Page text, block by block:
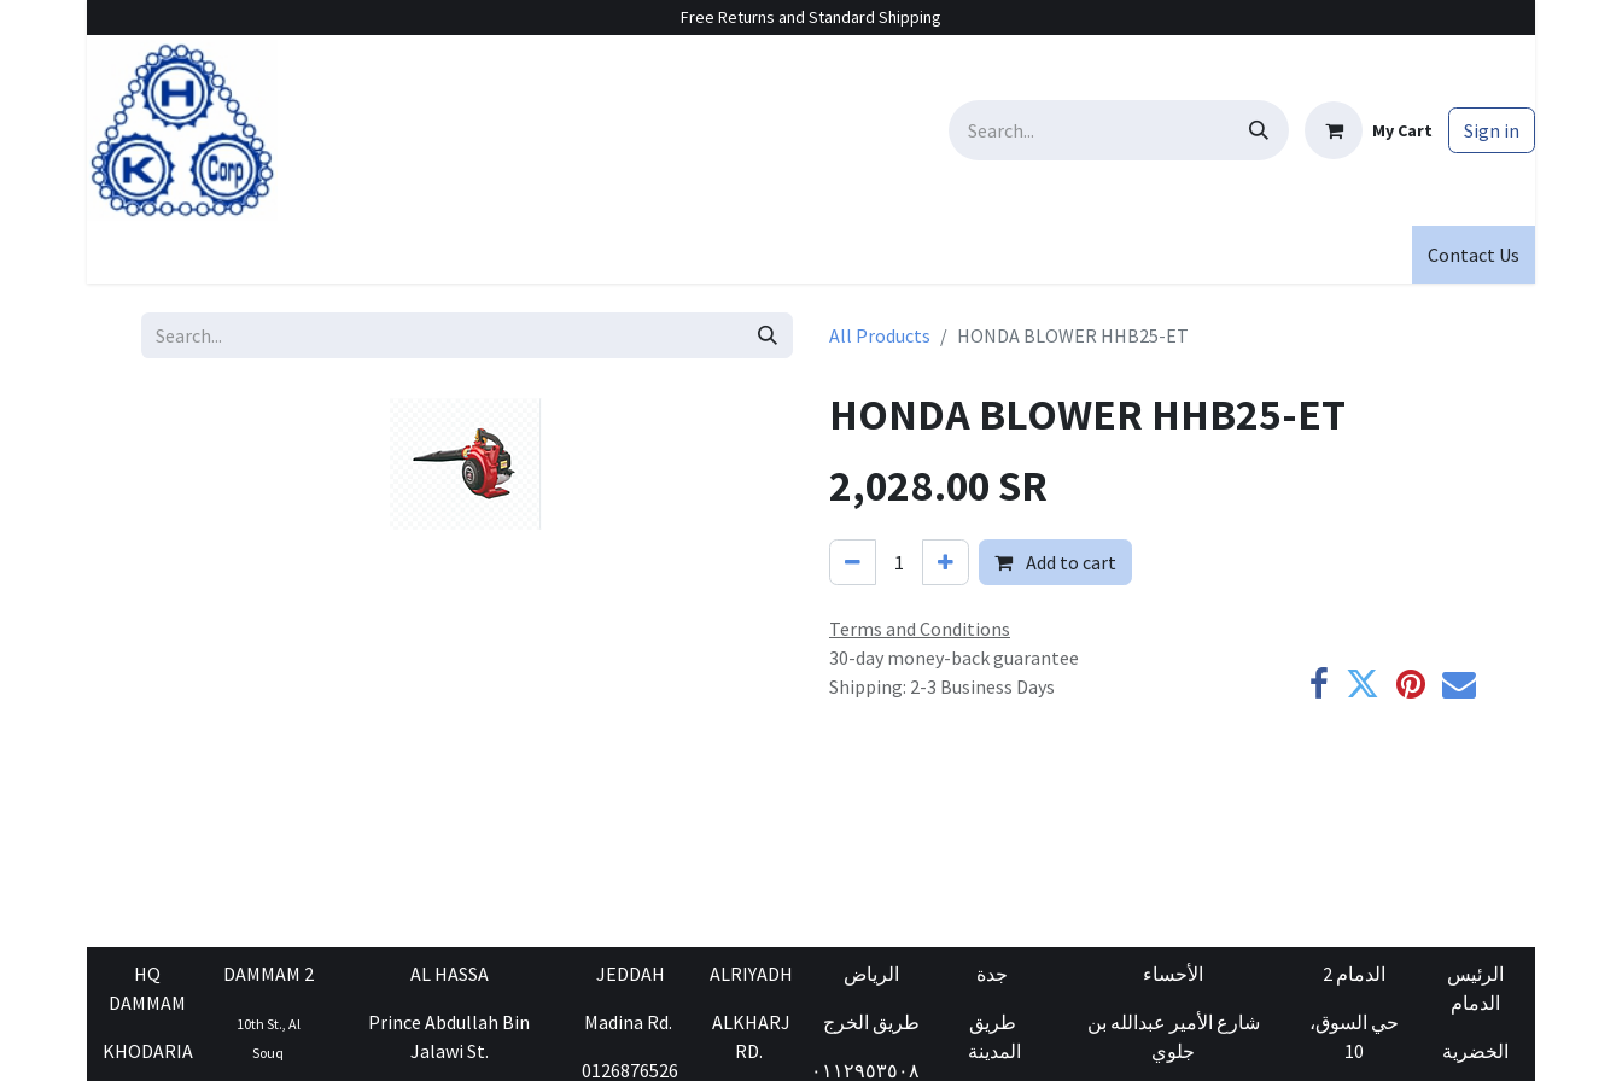
Free Returns and Standard Shipping
My Cart Sign in
Contact Us
All Products HONDA BLOWER HHB25-ET
HONDA BLOWER HHB25-ET
2,028.00SR
Add to cart
Terms and Conditions
30-day money-back guarantee
Shipping: 2-3 Business Days
HQ
DAMMAM
KHODARIA
DAMMAM 2
10th St., Al
Souq
AL HASSA
Prince Abdullah Bin
Jalawi St.
الرئيس
الدمام
الخضرية
الدمام 2
حي السوق،
10
الأحساء
شارع الأمير عبدالله بن
جلوي
جدة
طريق
المدينة
الرياض
طريق الخرج
٠١١٢٩٥٣٥٠٨
ALRIYADH
ALKHARJ
RD.
JEDDAH
Madina Rd.
0126876526